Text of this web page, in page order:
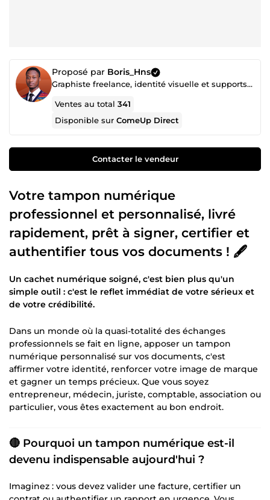
Proposé par Boris_Hns
Graphiste freelance, identité visuelle et supports professionnels
Ventes au total341
Disponible surComeUp Direct
Contacter le vendeur
Votre tampon numérique
professionnel et personnalisé, livré
rapidement, prêt à signer, certifier et
authentifier tous vos documents ! 🖋️
Un cachet numérique soigné, c'est bien plus qu'un
simple outil : c'est le reflet immédiat de votre sérieux et
de votre crédibilité.
Dans un monde où la quasi-totalité des échanges
professionnels se fait en ligne, apposer un tampon
numérique personnalisé sur vos documents, c'est
affirmer votre identité, renforcer votre image de marque
et gagner un temps précieux. Que vous soyez
entrepreneur, médecin, juriste, comptable, association ou
particulier, vous êtes exactement au bon endroit.
🔴 Pourquoi un tampon numérique est-il
devenu indispensable aujourd'hui ?
Imaginez : vous devez valider une facture, certifier un